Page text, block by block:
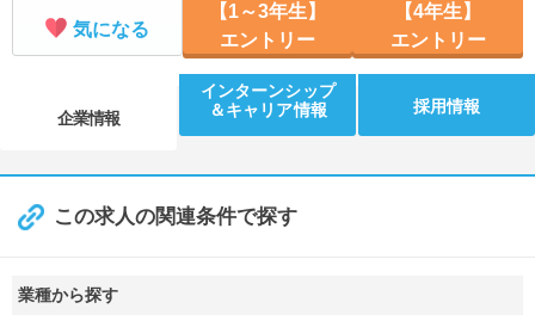
気になる
【1～3年生】
エントリー
【4年生】
エントリー
企業情報
インターンシップ
＆キャリア情報
採用情報
この求人の関連条件で探す
業種から探す